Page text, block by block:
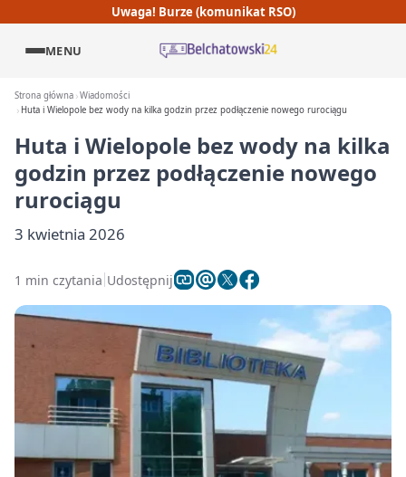
Uwaga! Burze (komunikat RSO)
MENU
Strona główna Wiadomości
Huta i Wielopole bez wody na kilka godzin przez podłączenie nowego rurociągu
Huta i Wielopole bez wody na kilka
godzin przez podłączenie nowego
rurociągu
3 kwietnia 2026
1 min czytania Udostępnij